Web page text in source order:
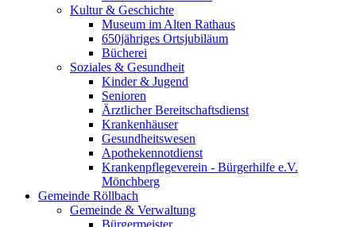
Kultur & Geschichte
Museum im Alten Rathaus
650jähriges Ortsjubiläum
Bücherei
Soziales & Gesundheit
Kinder & Jugend
Senioren
Ärztlicher Bereitschaftsdienst
Krankenhäuser
Gesundheitswesen
Apothekennotdienst
Krankenpflegeverein - Bürgerhilfe e.V.
Mönchberg
Gemeinde Röllbach
Gemeinde & Verwaltung
Bürgermeister